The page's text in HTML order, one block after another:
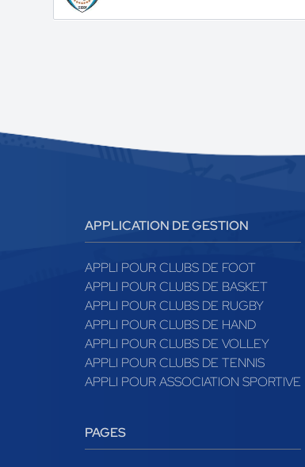
APPLICATION DE GESTION
APPLI POUR CLUBS DE FOOT
APPLI POUR CLUBS DE BASKET
APPLI POUR CLUBS DE RUGBY
APPLI POUR CLUBS DE HAND
APPLI POUR CLUBS DE VOLLEY
APPLI POUR CLUBS DE TENNIS
APPLI POUR ASSOCIATION SPORTIVE
PAGES